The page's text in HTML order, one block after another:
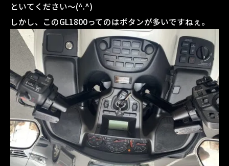
といてください～(^.^)
しかし、このGL1800ってのはボタンが多いですねぇ。